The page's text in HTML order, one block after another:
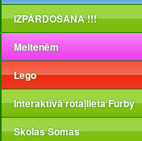
IZPĀRDOŠANA !!!
Meitenēm
Lego
Interaktīvā rotaļlieta Furby
Skolas Somas